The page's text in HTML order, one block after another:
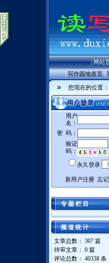
|网站
|写作园地首页|
您现在的位置：
专 题 栏 目
频 道 统 计
文章总数： 307 篇
待审文章： 0 篇
评论总数： 40338 条